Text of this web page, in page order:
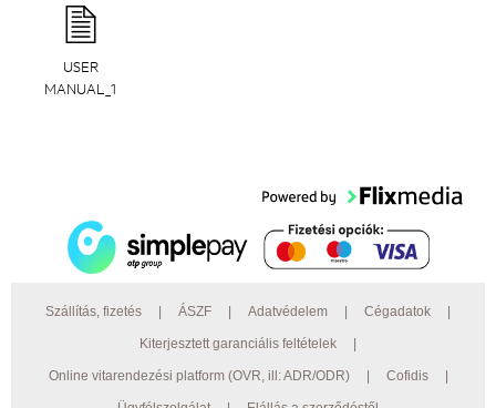
USER
MANUAL_1
Szállítás, fizetés ÁSZF Adatvédelem Cégadatok
Kiterjesztett garanciális feltételek
Online vitarendezési platform (OVR, ill: ADR/ODR) Cofidis